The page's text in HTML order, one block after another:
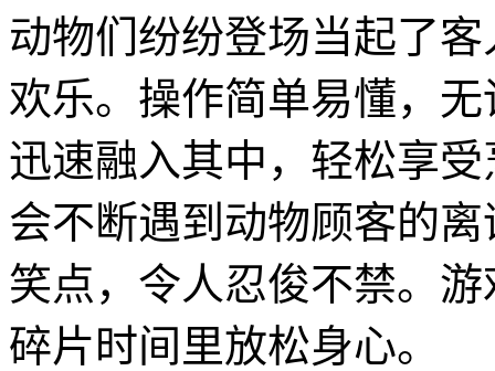
动物们纷纷登场当起了
欢乐。操作简单易懂，
迅速融入其中，轻松享
会不断遇到动物顾客的
笑点，令人忍俊不禁。
碎片时间里放松身心。